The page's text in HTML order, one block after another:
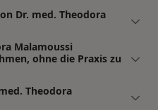
Dr. med. Theodora
Malamoussi
ohne die Praxis zu
Theodora